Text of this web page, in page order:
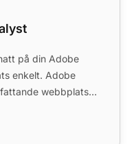
på din Adobe
enkelt. Adobe
webbplats-